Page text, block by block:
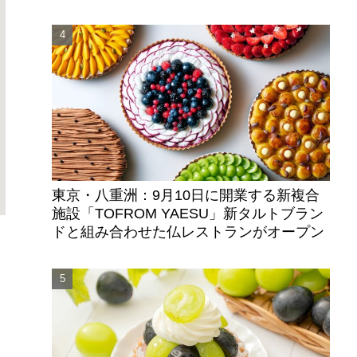
東京・八重洲：9月10日に開業する新複合
施設「TOFROM YAESU」新タルトブラン
ドと組み合わせた仏レストランがオープン